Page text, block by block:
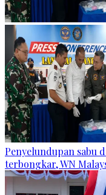
Penyelundupan sabu
terbongkar, WN